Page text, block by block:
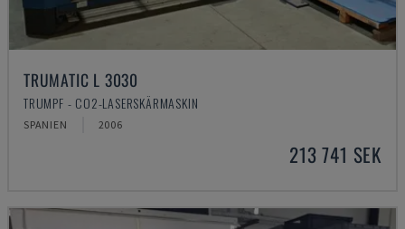
TRUMATIC L 3030
TRUMPF - CO2-LASERSKÄRMASKIN
SPANIEN 2006
213 741 SEK